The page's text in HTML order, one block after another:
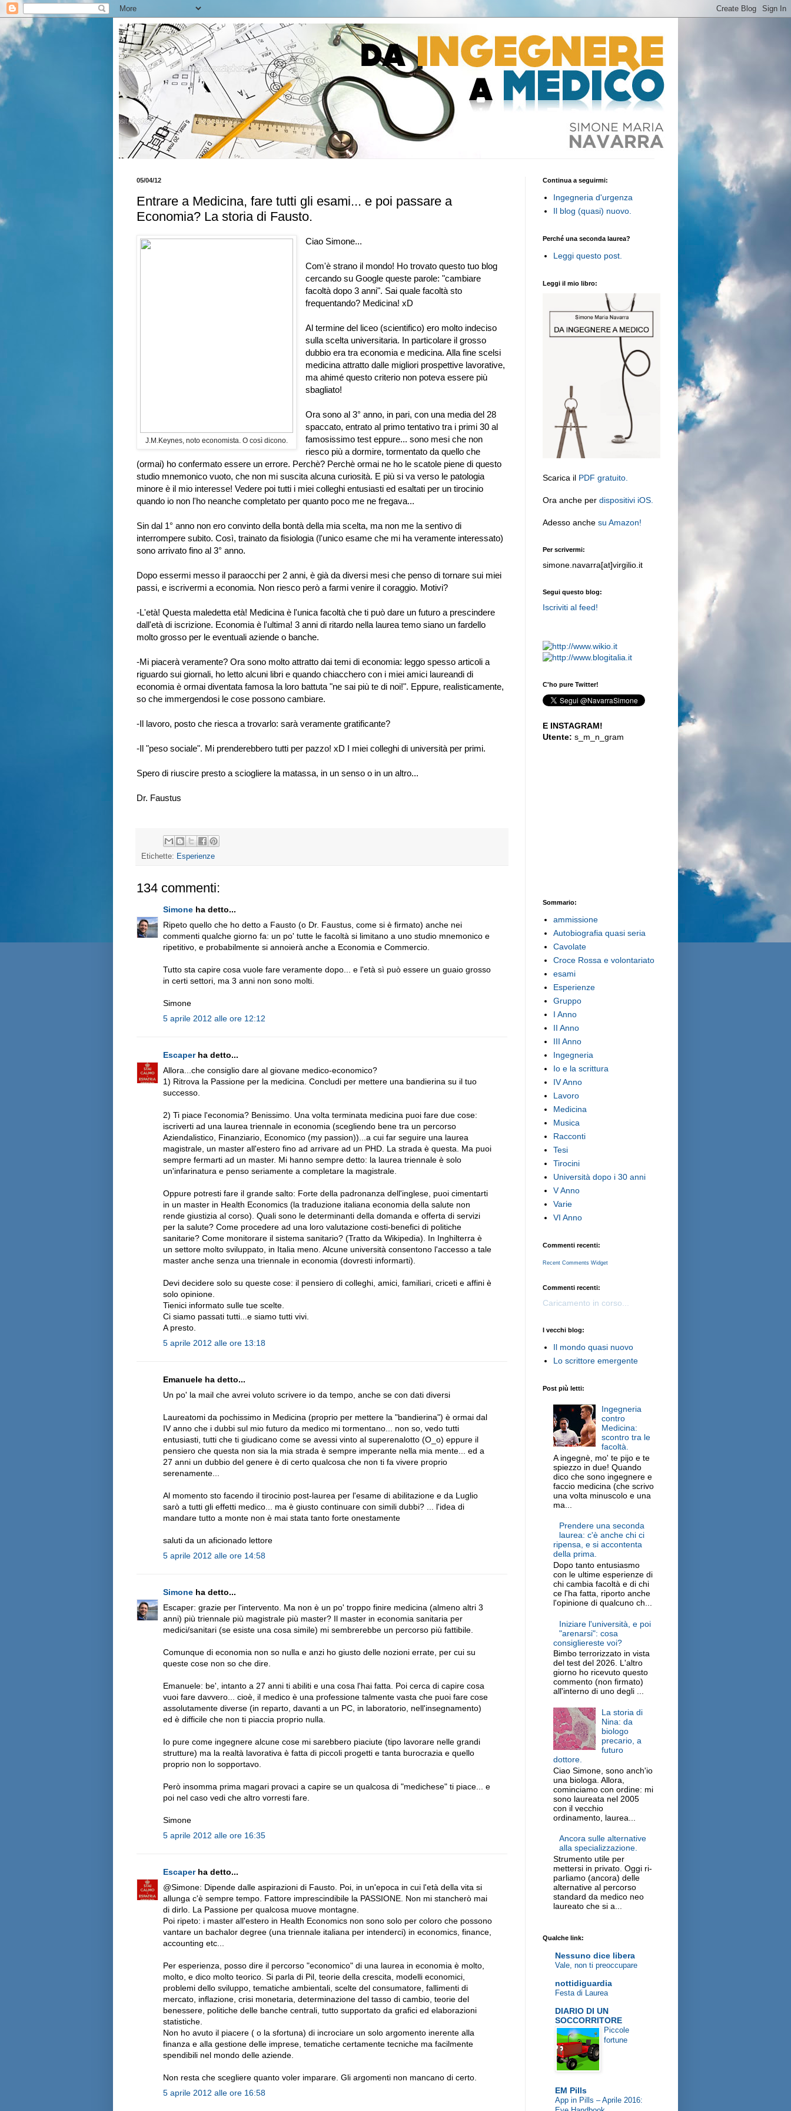
05/04/12
Entrare a Medicina, fare tutti gli esami... e poi passare a
Economia? La storia di Fausto.
J.M.Keynes, noto economista. O così dicono.
Ciao Simone...
Com'è strano il mondo! Ho trovato questo tuo blog
cercando su Google queste parole: "cambiare
facoltà dopo 3 anni". Sai quale facoltà sto
frequentando? Medicina! xD
Al termine del liceo (scientifico) ero molto indeciso
sulla scelta universitaria. In particolare il grosso
dubbio era tra economia e medicina. Alla fine scelsi
medicina attratto dalle migliori prospettive lavorative,
ma ahimé questo criterio non poteva essere più
sbagliato!
Ora sono al 3° anno, in pari, con una media del 28
spaccato, entrato al primo tentativo tra i primi 30 al
famosissimo test eppure... sono mesi che non
riesco più a dormire, tormentato da quello che
(ormai) ho confermato essere un errore. Perchè? Perchè ormai ne ho le scatole piene di questo
studio mnemonico vuoto, che non mi suscita alcuna curiosità. E più si va verso le patologia
minore è il mio interesse! Vedere poi tutti i miei colleghi entusiasti ed esaltati per un tirocinio
quando io non l'ho neanche completato per quanto poco me ne fregava...
Sin dal 1° anno non ero convinto della bontà della mia scelta, ma non me la sentivo di
interrompere subito. Così, trainato da fisiologia (l'unico esame che mi ha veramente interessato)
sono arrivato fino al 3° anno.
Dopo essermi messo il paraocchi per 2 anni, è già da diversi mesi che penso di tornare sui miei
passi, e iscrivermi a economia. Non riesco però a farmi venire il coraggio. Motivi?
-L'età! Questa maledetta età! Medicina è l'unica facoltà che ti può dare un futuro a prescindere
dall'età di iscrizione. Economia è l'ultima! 3 anni di ritardo nella laurea temo siano un fardello
molto grosso per le eventuali aziende o banche.
-Mi piacerà veramente? Ora sono molto attratto dai temi di economia: leggo spesso articoli a
riguardo sui giornali, ho letto alcuni libri e quando chiacchero con i miei amici laureandi di
economia è ormai diventata famosa la loro battuta "ne sai più te di noi!". Eppure, realisticamente,
so che immergendosi le cose possono cambiare.
-Il lavoro, posto che riesca a trovarlo: sarà veramente gratificante?
-Il "peso sociale". Mi prenderebbero tutti per pazzo! xD I miei colleghi di università per primi.
Spero di riuscire presto a sciogliere la matassa, in un senso o in un altro...
Dr. Faustus
Etichette: Esperienze
134 commenti:
Simone ha detto...
Ripeto quello che ho detto a Fausto (o Dr. Faustus, come si è firmato) anche nei
commenti qualche giorno fa: un po' tutte le facoltà si limitano a uno studio mnemonico e
ripetitivo, e probabilmente si annoierà anche a Economia e Commercio.
Tutto sta capire cosa vuole fare veramente dopo... e l'età sì può essere un guaio grosso
in certi settori, ma 3 anni non sono molti.
Simone
5 aprile 2012 alle ore 12:12
Escaperha detto...
Allora...che consiglio dare al giovane medico-economico?
1) Ritrova la Passione per la medicina. Concludi per mettere una bandierina su il tuo
successo.
2) Ti piace l'economia? Benissimo. Una volta terminata medicina puoi fare due cose:
iscriverti ad una laurea triennale in economia (scegliendo bene tra un percorso
Aziendalistico, Finanziario, Economico (my passion))...a cui far seguire una laurea
magistrale, un master all'estero fino ad arrivare ad un PHD. La strada è questa. Ma puoi
sempre fermarti ad un master. Mi hanno sempre detto: la laurea triennale è solo
un'infarinatura e penso seriamente a completare la magistrale.
Oppure potresti fare il grande salto: Forte della padronanza dell'inglese, puoi cimentarti
in un master in Health Economics (la traduzione italiana economia della salute non
rende giustizia al corso). Quali sono le determinanti della domanda e offerta di servizi
per la salute? Come procedere ad una loro valutazione costi-benefici di politiche
sanitarie? Come monitorare il sistema sanitario? (Tratto da Wikipedia). In Inghilterra è
un settore molto sviluppato, in Italia meno. Alcune università consentono l'accesso a tale
master anche senza una triennale in economia (dovresti informarti).
Devi decidere solo su queste cose: il pensiero di colleghi, amici, familiari, criceti e affini è
solo opinione.
Tienici informato sulle tue scelte.
Ci siamo passati tutti...e siamo tutti vivi.
A presto.
5 aprile 2012 alle ore 13:18
Emanuele ha detto...
Un po' la mail che avrei voluto scrivere io da tempo, anche se con dati diversi
Laureatomi da pochissimo in Medicina (proprio per mettere la "bandierina") è ormai dal
IV anno che i dubbi sul mio futuro da medico mi tormentano... non so, vedo tutti
entusiasti, tutti che ti giudicano come se avessi vinto al superenalotto (O_o) eppure il
pensiero che questa non sia la mia strada è sempre imperante nella mia mente... ed a
27 anni un dubbio del genere è di certo qualcosa che non ti fa vivere proprio
serenamente...
Al momento sto facendo il tirocinio post-laurea per l'esame di abilitazione e da Luglio
sarò a tutti gli effetti medico... ma è giusto continuare con simili dubbi? ... l'idea di
mandare tutto a monte non è mai stata tanto forte onestamente
saluti da un aficionado lettore
5 aprile 2012 alle ore 14:58
Simone ha detto...
Escaper: grazie per l'intervento. Ma non è un po' troppo finire medicina (almeno altri 3
anni) più triennale più magistrale più master? Il master in economia sanitaria per
medici/sanitari (se esiste una cosa simile) mi sembrerebbe un percorso più fattibile.
Comunque di economia non so nulla e anzi ho giusto delle nozioni errate, per cui su
queste cose non so che dire.
Emanuele: be', intanto a 27 anni ti abiliti e una cosa l'hai fatta. Poi cerca di capire cosa
vuoi fare davvero... cioè, il medico è una professione talmente vasta che puoi fare cose
assolutamente diverse (in reparto, davanti a un PC, in laboratorio, nell'insegnamento)
ed è difficile che non ti piaccia proprio nulla.
Io pure come ingegnere alcune cose mi sarebbero piaciute (tipo lavorare nelle grandi
strutture) ma la realtà lavorativa è fatta di piccoli progetti e tanta burocrazia e quello
proprio non lo sopportavo.
Però insomma prima magari provaci a capire se un qualcosa di "medichese" ti piace... e
poi nel caso vedi che altro vorresti fare.
Simone
5 aprile 2012 alle ore 16:35
Escaperha detto...
@Simone: Dipende dalle aspirazioni di Fausto. Poi, in un'epoca in cui l'età della vita si
allunga c'è sempre tempo. Fattore imprescindibile la PASSIONE. Non mi stancherò mai
di dirlo. La Passione per qualcosa muove montagne.
Poi ripeto: i master all'estero in Health Economics non sono solo per coloro che possono
vantare un bachalor degree (una triennale italiana per intenderci) in economics, finance,
accounting etc...
Per esperienza, posso dire il percorso "economico" di una laurea in economia è molto,
molto, e dico molto teorico. Si parla di Pil, teorie della crescita, modelli economici,
problemi dello sviluppo, tematiche ambientali, scelte del consumatore, fallimenti di
mercato, inflazione, crisi monetaria, determinazione del tasso di cambio, teorie del
benessere, politiche delle banche centrali, tutto supportato da grafici ed elaborazioni
statistiche.
Non ho avuto il piacere ( o la sfortuna) di incrociare un solo argomento inerente alla
finanza e alla gestione delle imprese, tematiche certamente tecniche ma facilmente
spendibili nel mondo delle aziende.
Non resta che scegliere quanto voler imparare. Gli argomenti non mancano di certo.
5 aprile 2012 alle ore 16:58
Continua a seguirmi:
Ingegneria d'urgenza
Il blog (quasi) nuovo.
Perché una seconda laurea?
Leggi questo post.
Leggi il mio libro:
Scarica il PDF gratuito.
Ora anche per dispositivi iOS.
Adesso anche su Amazon!
Per scrivermi:
simone.navarra[at]virgilio.it
Segui questo blog:
Iscriviti al feed!
C'ho pure Twitter!
E INSTAGRAM!
Utente: s_m_n_gram
Sommario:
ammissione
Autobiografia quasi seria
Cavolate
Croce Rossa e volontariato
esami
Esperienze
Gruppo
I Anno
II Anno
III Anno
Ingegneria
Io e la scrittura
IV Anno
Lavoro
Medicina
Musica
Racconti
Tesi
Tirocini
Università dopo i 30 anni
V Anno
Varie
VI Anno
Commenti recenti:
Recent Comments Widget
Commenti recenti:
Caricamento in corso...
I vecchi blog:
Il mondo quasi nuovo
Lo scrittore emergente
Post più letti:
Ingegneria
contro
Medicina:
scontro tra le
facoltà.
A ingegnè, mo' te pijo e te
spiezzo in due! Quando
dico che sono ingegnere e
faccio medicina (che scrivo
una volta minuscolo e una
ma...
Prendere una seconda
laurea: c'è anche chi ci
ripensa, e si accontenta
della prima.
Dopo tanto entusiasmo
con le ultime esperienze di
chi cambia facoltà e di chi
ce l'ha fatta, riporto anche
l'opinione di qualcuno ch...
Iniziare l'università, e poi
"arenarsi": cosa
consigliereste voi?
Bimbo terrorizzato in vista
del test del 2026. L'altro
giorno ho ricevuto questo
commento (non firmato)
all'interno di uno degli ...
La storia di
Nina: da
biologo
precario, a
futuro
dottore.
Ciao Simone, sono anch'io
una biologa. Allora,
cominciamo con ordine: mi
sono laureata nel 2005
con il vecchio
ordinamento, laurea...
Ancora sulle alternative
alla specializzazione.
Strumento utile per
mettersi in privato. Oggi ri-
parliamo (ancora) delle
alternative al percorso
standard da medico neo
laureato che si a...
Qualche link:
Nessuno dice libera
Vale, non ti preoccupare
nottidiguardia
Festa di Laurea
DIARIO DI UN
SOCCORRITORE
Piccole
fortune
EM Pills
App in Pills – Aprile 2016: